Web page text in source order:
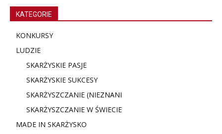
KATEGORIE
KONKURSY
LUDZIE
SKARŻYSKIE PASJE
SKARŻYSKIE SUKCESY
SKARŻYSZCZANIE (NIEZNANI
SKARŻYSZCZANIE W ŚWIECIE
MADE IN SKARŻYSKO